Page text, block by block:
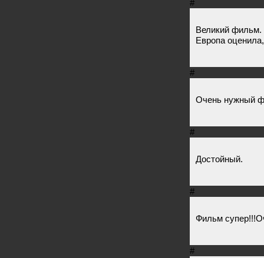
#
Великий фильм.
Европа
#
Очень нужный
#
Достойный.
#
Фильм
#